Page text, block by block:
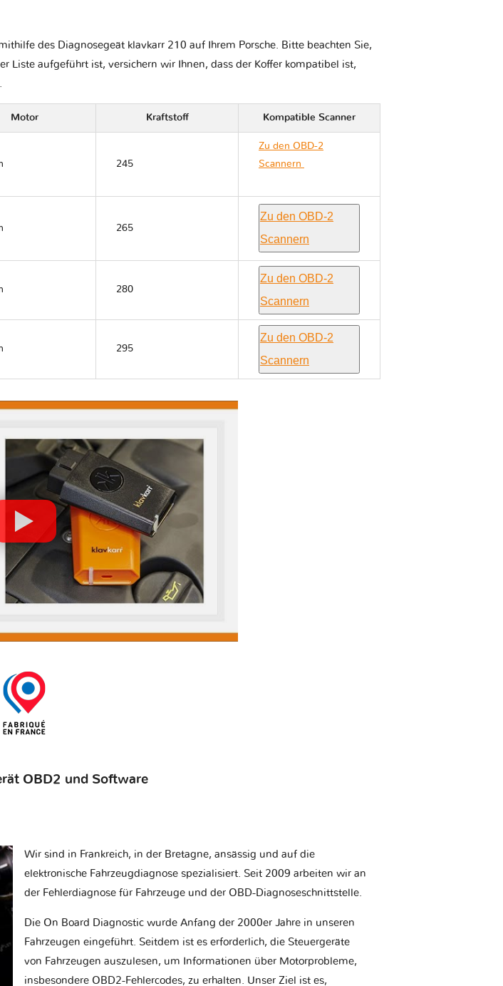
des Diagnosegeät klavkarr 210 auf Ihrem Porsche. Bitte beachten Sie,
Liste aufgeführt ist, versichern wir Ihnen, dass der Koffer kompatibel ist,
Motor Kraftstoff Kompatible Scanner
245
Zu den OBD-2
Scannern
265
Zu den OBD-2
Scannern
280
Zu den OBD-2
Scannern
295
Zu den OBD-2
Scannern
OBD2 und Software
Wir sind in Frankreich, in der Bretagne, ansässig und auf die
elektronische Fahrzeugdiagnose spezialisiert. Seit 2009 arbeiten wir an
der Fehlerdiagnose für Fahrzeuge und der OBD-Diagnoseschnittstelle.
Die On Board Diagnostic wurde Anfang der 2000er Jahre in unseren
Fahrzeugen eingeführt. Seitdem ist es erforderlich, die Steuergeräte
von Fahrzeugen auszulesen, um Informationen über Motorprobleme,
insbesondere OBD2-Fehlercodes, zu erhalten. Unser Ziel ist es,